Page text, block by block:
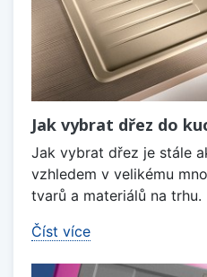
Jak vybrat dřez do
Jak vybrat dřez je stále
vzhledem v velikému
tvarů a materiálů na trhu.
Číst více